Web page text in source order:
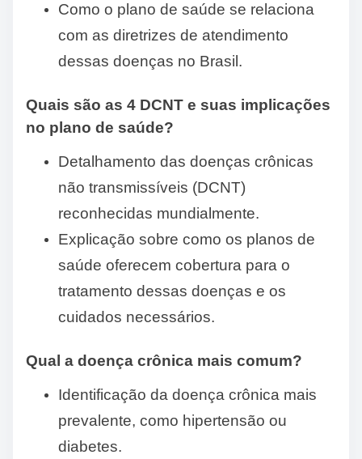
Como o plano de saúde se relaciona
com as diretrizes de atendimento
dessas doenças no Brasil.
Quais são as 4 DCNT e suas implicações
no plano de saúde?
Detalhamento das doenças crônicas
não transmissíveis (DCNT)
reconhecidas mundialmente.
Explicação sobre como os planos de
saúde oferecem cobertura para o
tratamento dessas doenças e os
cuidados necessários.
Qual a doença crônica mais comum?
Identificação da doença crônica mais
prevalente, como hipertensão ou
diabetes.